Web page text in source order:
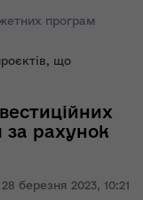
програм
що
28 березня 2023, 10:21
за рахунок